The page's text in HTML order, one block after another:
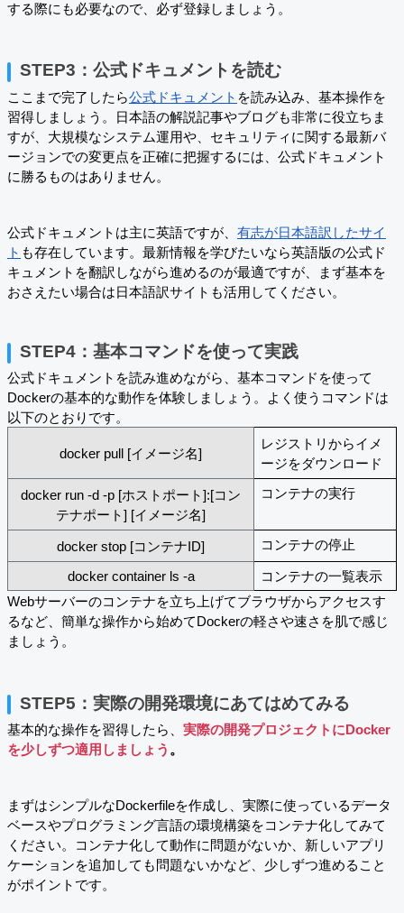
する際にも必要なので、必ず登録しましょう。
STEP3：公式ドキュメントを読む
ここまで完了したら公式ドキュメント を読み込み、基本操作を
習得しましょう。日本語の解説記事やブログも非常に役立ちま
すが、大規模なシステム運用や、セキュリティに関する最新バ
ージョンでの変更点を正確に把握するには、公式ドキュメント
に勝るものはありません。
公式ドキュメントは主に英語ですが、 有志が日本語訳したサイ
ト も存在しています。最新情報を学びたいなら英語版の公式ド
キュメントを翻訳しながら進めるのが最適ですが、まず基本を
おさえたい場合は日本語訳サイトも活用してください。
STEP4：基本コマンドを使って実践
公式ドキュメントを読み進めながら、基本コマンドを使って
Dockerの基本的な動作を体験しましょう。よく使うコマンドは
以下のとおりです。
docker pull [イメージ名]
レジストリからイメ
ージをダウンロード
docker run -d -p [ホストポート]:[コン
テナポート] [イメージ名]
コンテナの実行
docker stop [コンテナID] コンテナの停止
docker container ls -a
コンテナの一覧表示
Webサーバーのコンテナを立ち上げてブラウザからアクセスす
るなど、簡単な操作から始めてDockerの軽さや速さを肌で感じ
ましょう。
STEP5：実際の開発環境にあてはめてみる
基本的な操作を習得したら、 実際の開発プロジェクトにDocker
を少しずつ適用しましょう 。
まずはシンプルなDockerfileを作成し、実際に使っているデータ
ベースやプログラミング言語の環境構築をコンテナ化してみて
ください。コンテナ化して動作に問題がないか、新しいアプリ
ケーションを追加しても問題ないかなど、少しずつ進めること
がポイントです。